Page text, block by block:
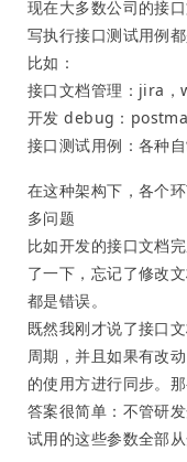
现在大多数公司的接
写执行接口测试用例
比如：
接口文档管理：jira
开发 debug：
接口测试用例：各种
在这种架构下，各个
多问题
比如开发的接口文档
了一下，忘记了修改
都是错误。
既然我刚才说了接口
周期，并且如果有改
的使用方进行同步。
答案很简单：不管研
试用的这些参数全部